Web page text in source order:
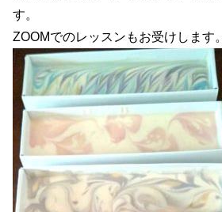
す。
ZOOMでのレッスンもお受けします。